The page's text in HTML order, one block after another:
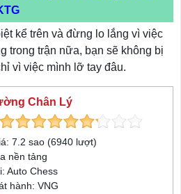
kể trên và đừng lo lắng vì việc
trong trận nữa, bạn sẽ không bị
vì việc mình lỡ tay đâu.
Chân Lý
7.2 sao (6940 lượt)
nền tảng
Auto Chess
hành: VNG